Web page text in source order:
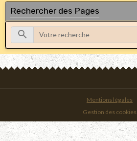
Rechercher des Pages
Mentions légales
Gestion des cookies